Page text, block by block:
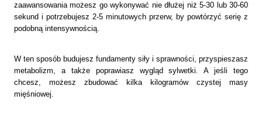
zaawansowania możesz go wykonywać nie dłużej niż 5-30 lub 30-60
sekund i potrzebujesz 2-5 minutowych przerw, by powtórzyć serię z
podobną intensywnością.
W ten sposób budujesz fundamenty siły i sprawności, przyspieszasz
metabolizm, a także poprawiasz wygląd sylwetki. A jeśli tego
chcesz, możesz zbudować kilka kilogramów czystej masy
mięśniowej.